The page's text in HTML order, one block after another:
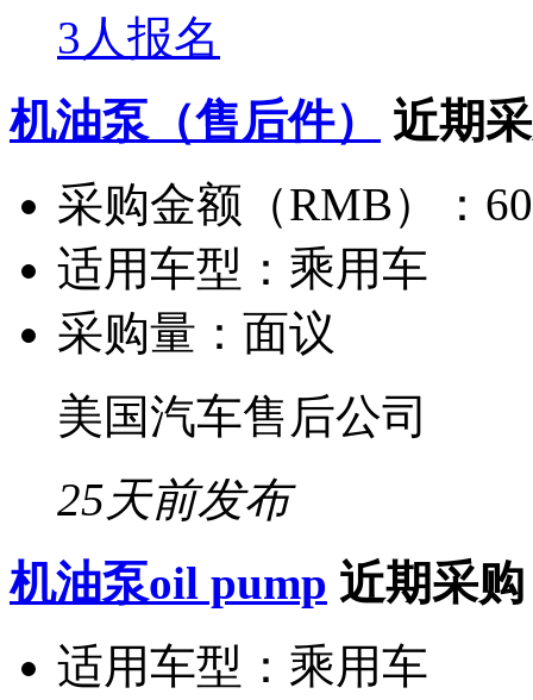
3人报名
机油泵（售后件）
近期
采购金额（RMB）：
适用车型： 乘用车
采购量： 面议
美国汽车售后公司
25天前发布
机油泵oil pump 近期采购
适用车型： 乘用车